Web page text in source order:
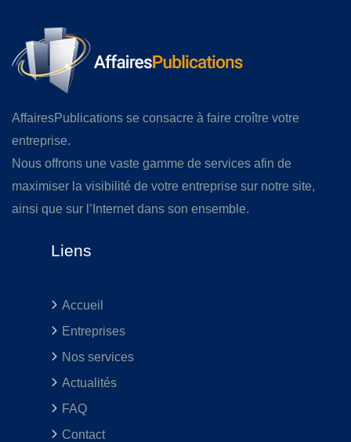
AffairesPublications se consacre à faire croître votre
entreprise.
Nous offrons une vaste gamme de services afin de
maximiser la visibilité de votre entreprise sur notre site,
ainsi que sur l’Internet dans son ensemble.
Liens
Accueil
Entreprises
Nos services
Actualités
FAQ
Contact